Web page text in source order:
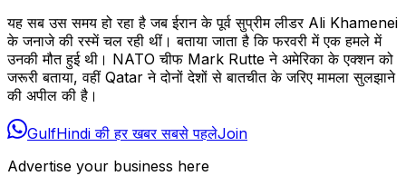
यह सब उस समय हो रहा है जब ईरान के पूर्व सुप्रीम लीडर Ali Khamenei
के जनाजे की रस्में चल रही थीं। बताया जाता है कि फरवरी में एक हमले में
उनकी मौत हुई थी। NATO चीफ Mark Rutte ने अमेरिका के एक्शन को
जरूरी बताया, वहीं Qatar ने दोनों देशों से बातचीत के जरिए मामला सुलझाने
की अपील की है।
GulfHindi की हर खबर सबसे पहलेJoin
Advertise your business here